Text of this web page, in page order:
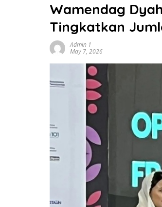
Wamendag
Tingkatkan
Admin 1
May 7, 2026